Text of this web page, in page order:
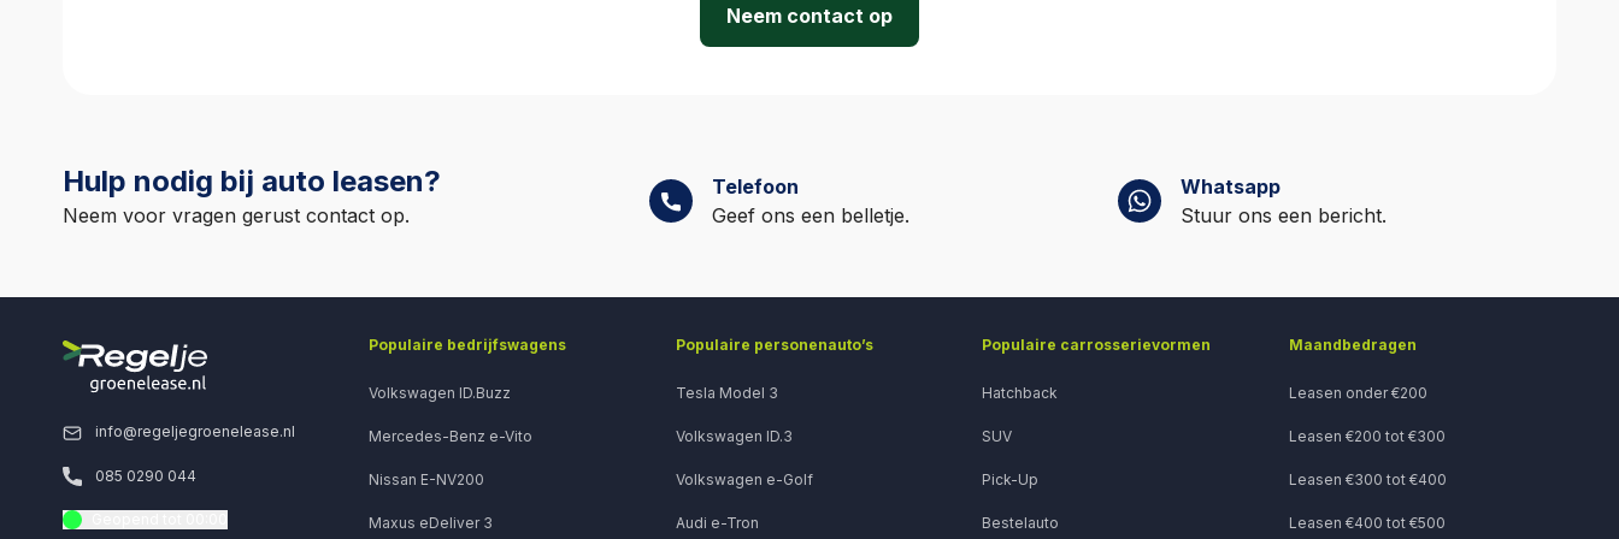
Deze aanbetaling verlaagt op zijn beurt weer het maandbedrag, omdat er in minder
Neem contact op
Hulp nodig bij auto leasen?
Neem voor vragen gerust contact op.
Telefoon
Geef ons een belletje.
Whatsapp
Stuur ons een bericht.
info@regeljegroenelease.nl
085 0290 044
Populaire bedrijfswagens
Volkswagen ID.Buzz
Mercedes-Benz e-Vito
Nissan E-NV200
Maxus eDeliver 3
Populaire personenauto’s
Tesla Model 3
Volkswagen ID.3
Volkswagen e-Golf
Audi e-Tron
Populaire carrosserievormen
Hatchback
SUV
Pick-Up
Bestelauto
Maandbedragen
Leasen onder €200
Leasen €200 tot €300
Leasen €300 tot €400
Leasen €400 tot €500